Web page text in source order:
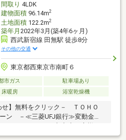
間取り 4LDK
建物面積96.14m2
土地面積122.2m2
築年月 2022年3月(築4年6ヶ月)
西武新宿線 田無駅 徒歩8分
その他の交通
東京都西東京市南町６
市ガス
駐車場あり
床暖房 浴室乾燥機
せ】無料をクリック－ ＴＯＨＯ
ン －≪三菱UFJ銀行≫変動金
、将来の暮らしの「安心」を守る